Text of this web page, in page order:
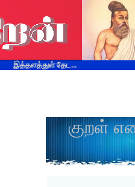
இத்தளத்துள் தேட...
குறள்